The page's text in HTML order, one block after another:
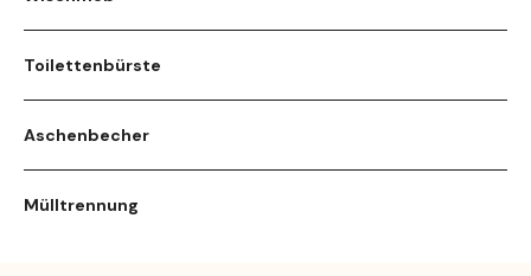
Toilettenbürste
Aschenbecher
Mülltrennung